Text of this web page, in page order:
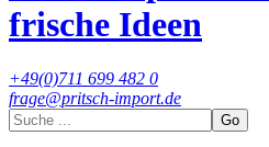
frische Ideen
+49(0)711 699 482 0
frage@pritsch-import.de
Go